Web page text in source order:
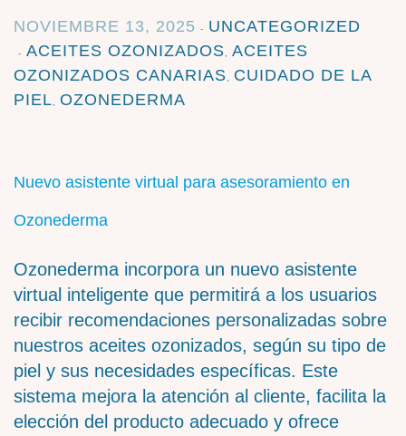
NOVIEMBRE 13, 2025
UNCATEGORIZED
ACEITES OZONIZADOS, ACEITES
OZONIZADOS CANARIAS, CUIDADO DE LA
PIEL, OZONEDERMA
Nuevo asistente virtual para asesoramiento en
Ozonederma
Ozonederma incorpora un nuevo asistente
virtual inteligente que permitirá a los usuarios
recibir recomendaciones personalizadas sobre
nuestros aceites ozonizados, según su tipo de
piel y sus necesidades específicas. Este
sistema mejora la atención al cliente, facilita la
elección del producto adecuado y ofrece